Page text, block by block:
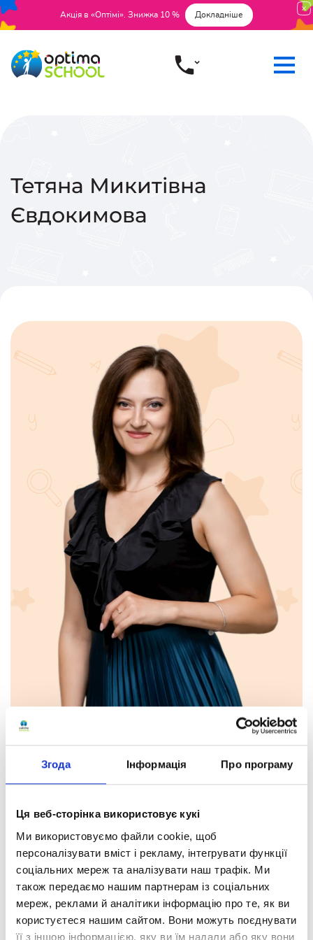
Згода Інформація Про програму
Ця веб-сторінка використовує кукі
Ми використовуємо файли cookie, щоб
персоналізувати вміст і рекламу, інтегрувати функції
соціальних мереж та аналізувати наш трафік. Ми
також передаємо нашим партнерам із соціальних
мереж, реклами й аналітики інформацію про те, як ви
користуєтеся нашим сайтом. Вони можуть поєднувати
її з іншою інформацією, яку ви їм надали або яку вони
Акція в «Оптімі». Знижка 10 % Докладніше
Тетяна Микитівна
Євдокимова
Тетяна Микитівна
Євдокимова
Англійська мова
Кваліфікація:
кваліфікаційна категорія «спеціаліст першої